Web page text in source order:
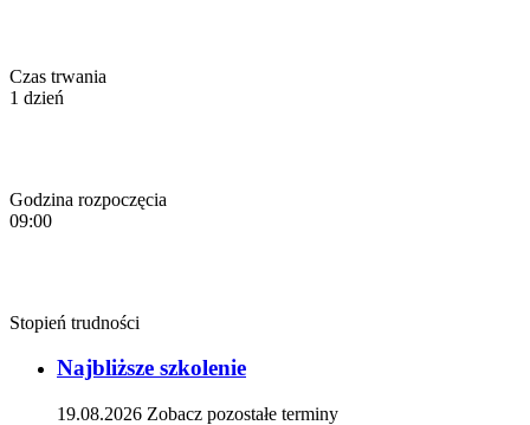
Czas trwania
1 dzień
Godzina rozpoczęcia
09:00
Stopień trudności
Najbliższe szkolenie
19.08.2026 Zobacz pozostałe terminy